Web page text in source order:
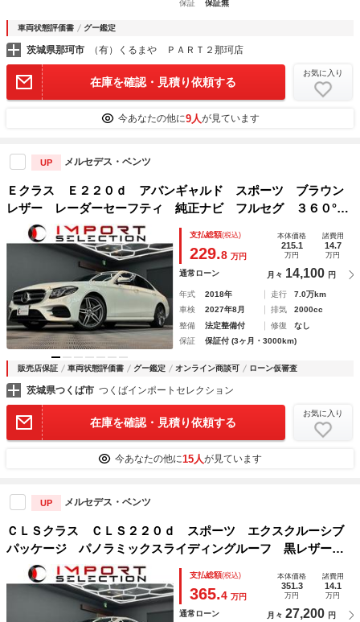
保証
保証無
車両状態評価書 グー鑑定
茨城県那珂市 （有）くるまや ＰＡＲＴ２那珂店
在庫を確認・見積り依頼する
お気に入り
今あなたの他に9人が見ています
UP メルセデス・ベンツ
Ｅクラス Ｅ２２０ｄ アバンギャルド スポーツ ブラウン
レザー レーダーセーフティ 純正ナビ フルセグ ３６０°カ
メラ ヘッドアップディスプレイ Ｂｕｒｍｅｓｔｅｒ 純正
ドライブレコーダー パワーテールゲート シートヒーター
ＬＥＤ ＥＴＣ２．０
支払総額(税込)
229.8 万円
本体価格
215.1
万円
諸費用
14.7
万円
通常ローン 月々 14,100 円
年式 2018年 走行
7.0万km
車検
2027年8月 排気
2000cc
整備
法定整備付 修復
なし
保証
保証付 (3ヶ月・3000km)
販売店保証 車両状態評価書 グー鑑定 オンライン商談可 ローン仮審査
茨城県つくば市 つくばインポートセレクション
在庫を確認・見積り依頼する
お気に入り
今あなたの他に15人が見ています
UP メルセデス・ベンツ
ＣＬＳクラス ＣＬＳ２２０ｄ スポーツ エクスクルーシブ
パッケージ パノラミックスライディングルーフ 黒レザーシ
ート レーダーセーフティパッケージ 純正ナビ ＴＶ ３６
０°カメラ Ｂｕｒｍｅｓｔｅ ヘッドアップディスプレイ ベ
ンチレーター パワートランク ＥＴＣ２．０
支払総額(税込)
365.4 万円
本体価格
351.3
万円
諸費用
14.1
万円
通常ローン 月々 27,200 円